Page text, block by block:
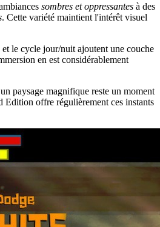
sombres et oppressantes à des
. Cette variété maintient l'intérêt visuel
et le cycle jour/nuit ajoutent une couche
en est considérablement
paysage magnifique reste un moment
Edition offre régulièrement ces instants